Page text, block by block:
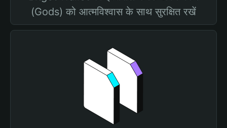
(Gods) को आत्मविश्वास के साथ सुरक्षित रखें